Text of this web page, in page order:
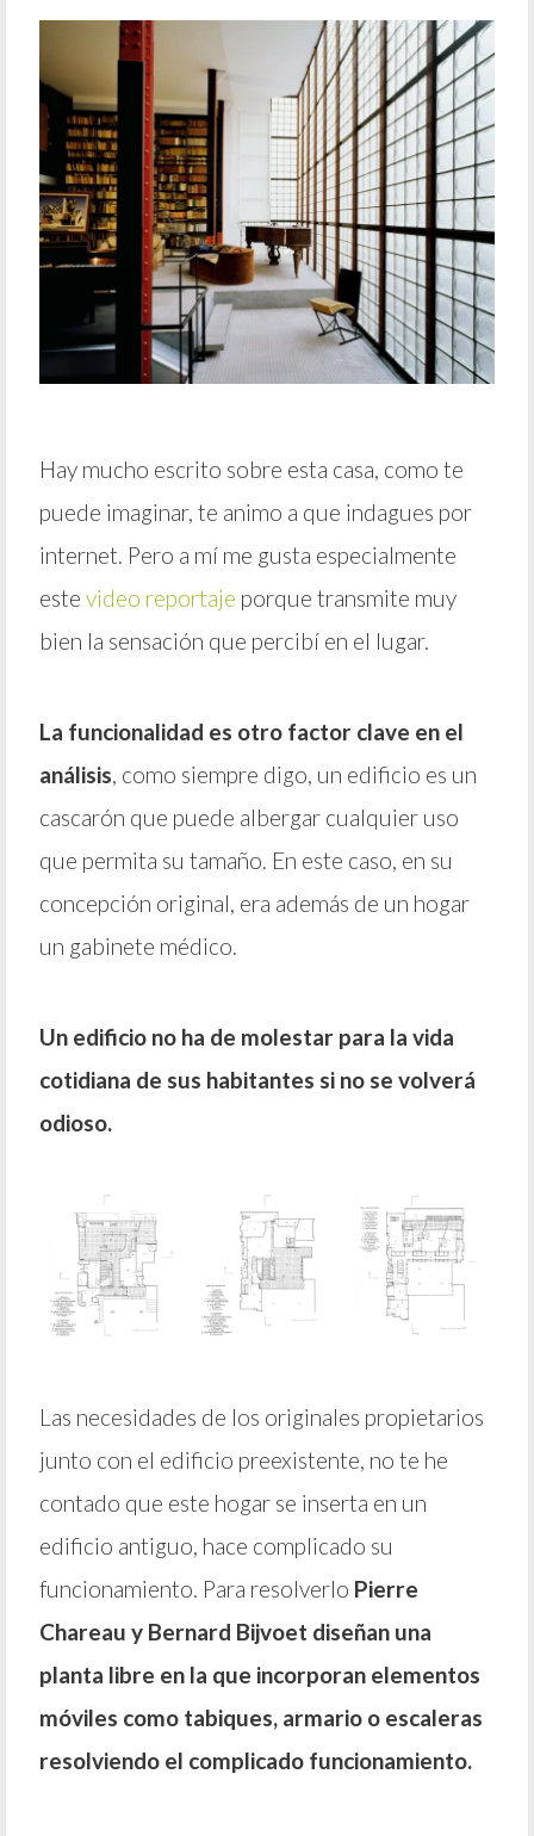
Hay mucho escrito sobre esta casa, como te
puede imaginar, te animo a que indagues por
internet. Pero a mí me gusta especialmente
estevideo reportaje porque transmite muy
bien la sensación que percibí en el lugar.
La funcionalidad es otro factor clave en el
análisis, como siempre digo, un edificio es un
cascarón que puede albergar cualquier uso
que permita su tamaño. En este caso, en su
concepción original, era además de un hogar
un gabinete médico.
Un edificio no ha de molestar para la vida
cotidiana de sus habitantes si no se volverá
odioso.
Las necesidades de los originales propietarios
junto con el edificio preexistente, no te he
contado que este hogar se inserta en un
edificio antiguo, hace complicado su
funcionamiento. Para resolverlo Pierre
Chareau y Bernard Bijvoet diseñan una
planta libre en la que incorporan elementos
móviles como tabiques, armario o escaleras
resolviendo el complicado funcionamiento.